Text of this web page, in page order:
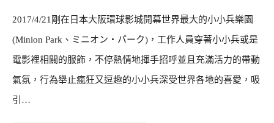
2017/4/21剛在日本大阪環球影城開幕世界最大的小小兵樂園
(Minion Park、ミニオン・パーク)，工作人員穿著小小兵或是
電影裡相關的服飾，不停熱情地揮手招呼並且充滿活力的帶動
氣氛，行為舉止瘋狂又逗趣的小小兵深受世界各地的喜愛，吸
引…